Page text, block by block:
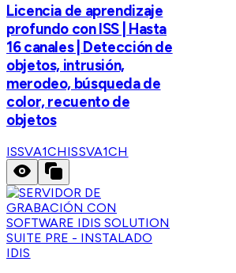
Licencia de aprendizaje
profundo con ISS | Hasta
16 canales | Detección de
objetos, intrusión,
merodeo, búsqueda de
color, recuento de
objetos
ISSVA1CHISSVA1CH
IDIS